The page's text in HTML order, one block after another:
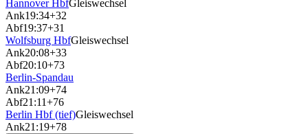
Hannover HbfGleiswechsel
Ank19:34+32
Abf19:37+31
Wolfsburg HbfGleiswechsel
Ank20:08+33
Abf20:10+73
Berlin-Spandau
Ank21:09+74
Abf21:11+76
Berlin Hbf (tief)Gleiswechsel
Ank21:19+78